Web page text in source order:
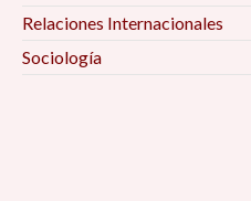
Relaciones Internacionales
Sociología